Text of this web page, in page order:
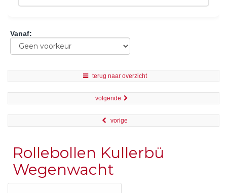
Vanaf:
terug naar overzicht
volgende
vorige
Rollebollen Kullerbü
Wegenwacht